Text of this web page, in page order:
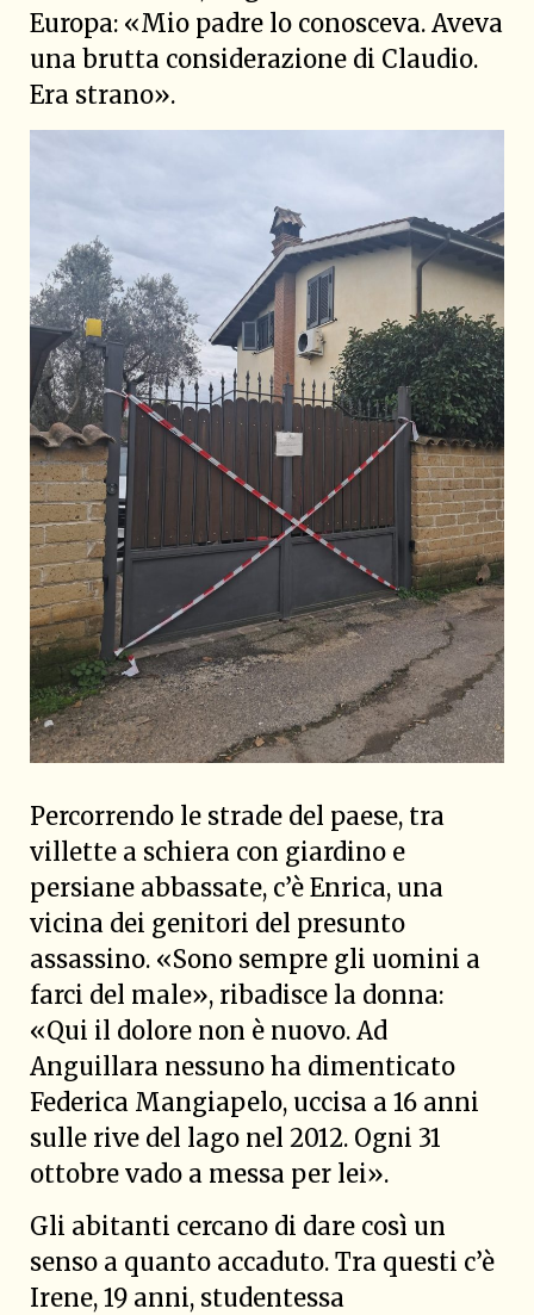
Europa: «Mio padre lo conosceva. Aveva
una brutta considerazione di Claudio.
Era strano».
Percorrendo le strade del paese, tra
villette a schiera con giardino e
persiane abbassate, c’è Enrica, una
vicina dei genitori del presunto
assassino. «Sono sempre gli uomini a
farci del male», ribadisce la donna:
«Qui il dolore non è nuovo. Ad
Anguillara nessuno ha dimenticato
Federica Mangiapelo, uccisa a 16 anni
sulle rive del lago nel 2012. Ogni 31
ottobre vado a messa per lei».
Gli abitanti cercano di dare così un
senso a quanto accaduto. Tra questi c’è
Irene, 19 anni, studentessa